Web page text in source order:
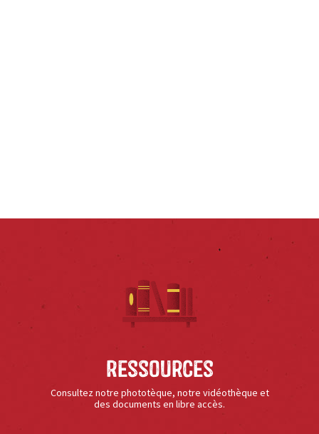
Ressources
Consultez notre phototèque, notre vidéothèque et
des documents en libre accès.